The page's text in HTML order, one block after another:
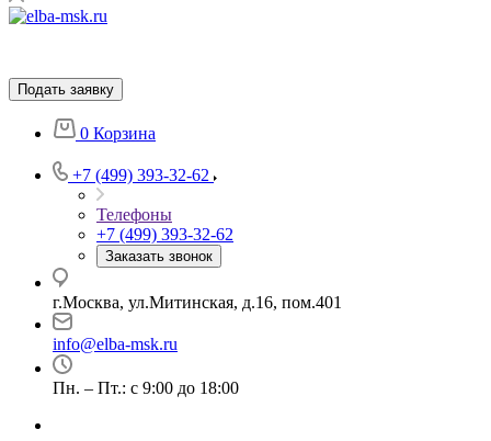
Подать заявку
0 Корзина
+7 (499) 393-32-62
Телефоны
+7 (499) 393-32-62
Заказать звонок
г.Москва, ул.Митинская, д.16, пом.401
info@elba-msk.ru
Пн. – Пт.: с 9:00 до 18:00